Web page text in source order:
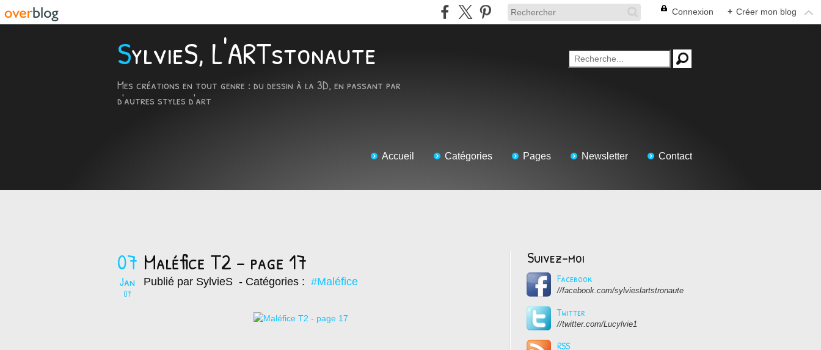
Connexion + Créer mon blog
SylvieS, L'ARTstonaute
Mes créations en tout genre : du dessin à la 3D, en passant par
d'autres styles d'art
Accueil Catégories Pages Newsletter Contact
07
Jan
07
Maléfice T2 - page 17
Publié par SylvieS - Catégories : #Maléfice
Suivez-moi
Facebook
//facebook.com/sylvieslartstronaute
Twitter
//twitter.com/Lucylvie1
RSS